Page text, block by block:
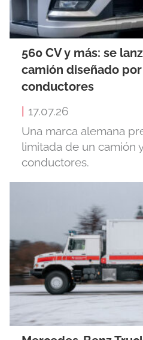
560 CV y más: se
camión diseñado
conductores
17.07.26
Una marca alemana
limitada de un camión
conductores.